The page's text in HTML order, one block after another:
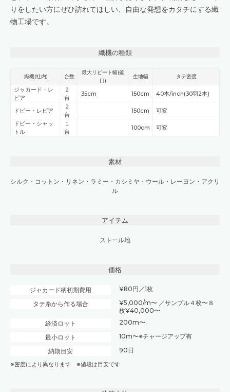
りをしたい方にぜひ訪れてほしい、自由な発想をカタチにする織
物工場です。
織機の種類
織機(社内) 台数
最大リピート幅(釜
口)
生地幅 タテ密度
ジャカード・レ
ピア
２
台
35cm 150cm 40本/inch(30羽2本)
ドビー・レピア
２
台
150cm
可変
ドビー・シャッ
トル
１
台
100cm 可変
素材
シルク ・ コットン ・ リネン ・ ラミー ・ カシミヤ ・ ウール ・ レーヨン ・ アクリ
ル
アイテム
ストール地
価格
ジャカード柄初期費用
¥80円／1枚
タテ糸から作る場合
¥5,000/m〜 ／サンプル４枚〜８
枚¥40,000〜
経済ロット
200m〜
最小ロット
10m〜※チャージアップ有
納期目安
90日
※密度により異なります ※値段は目安です